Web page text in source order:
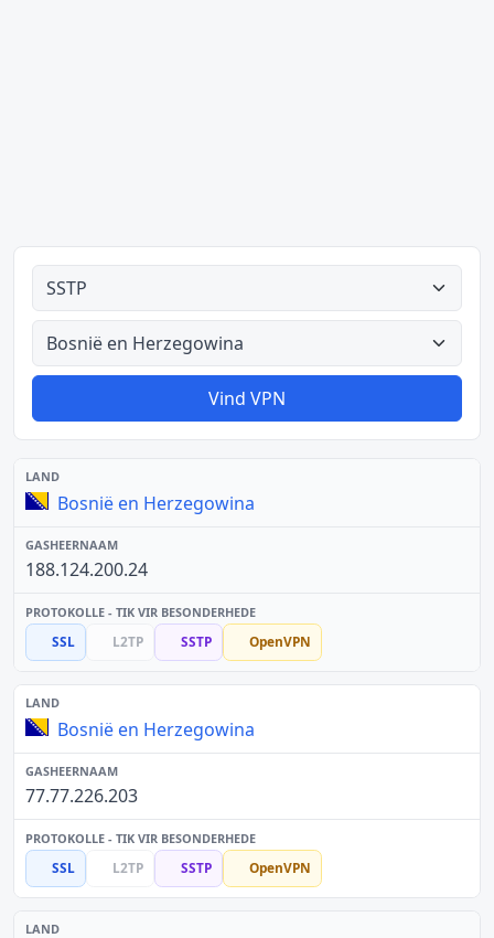
Alle tipes
Alle lande
Vind VPN
Bosnië en Herzegowina
188.124.200.24
SSL L2TP SSTP OpenVPN
Bosnië en Herzegowina
77.77.226.203
SSL L2TP SSTP OpenVPN